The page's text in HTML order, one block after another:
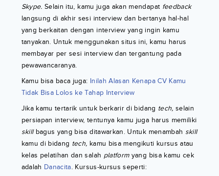
Skype. Selain itu, kamu juga akan mendapat feedback
langsung di akhir sesi interview dan bertanya hal-hal
yang berkaitan dengan interview yang ingin kamu
tanyakan. Untuk menggunakan situs ini, kamu harus
membayar per sesi interview dan tergantung pada
pewawancaranya.
Kamu bisa baca juga: Inilah Alasan Kenapa CV Kamu
Tidak Bisa Lolos ke Tahap Interview
Jika kamu tertarik untuk berkarir di bidang tech, selain
persiapan interview, tentunya kamu juga harus memiliki
skillbagus yang bisa ditawarkan. Untuk menambah skill
kamu di bidang tech, kamu bisa mengikuti kursus atau
kelas pelatihan dan salah platformyang bisa kamu cek
adalah Danacita. Kursus-kursus seperti: